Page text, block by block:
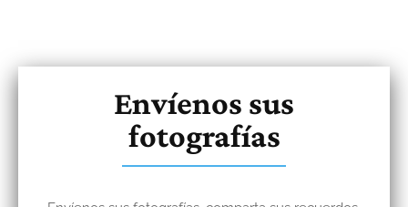
Envíenos sus
fotografías